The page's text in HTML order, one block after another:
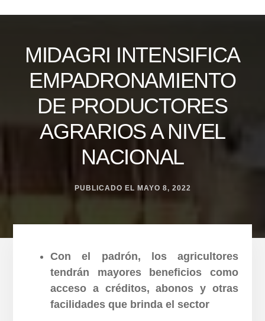
MIDAGRI INTENSIFICA
EMPADRONAMIENTO
DE PRODUCTORES
AGRARIOS A NIVEL
NACIONAL
PUBLICADO EL MAYO 8, 2022
Con el padrón, los agricultores
tendrán mayores beneficios como
acceso a créditos, abonos y otras
facilidades que brinda el sector